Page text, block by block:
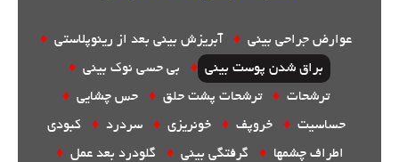
عوارض جراحی بینی ♦ آبریزش بینی بعد از رینوپلاستی ♦
براق شدن پوست بینی ♦ بی حسی نوک بینی ♦
ترشحات ♦ ترشحات پشت حلق ♦ حس چشایی ♦
حساسیت ♦ خروپف ♦ خونریزی ♦ سردرد ♦
کبودی
اطراف چشمها ♦ گرفتگی بینی ♦ گلودرد بعد عمل ♦